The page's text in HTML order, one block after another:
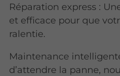
Réparation express :
et efficace pour que
ralentie.
Maintenance
d’attendre la panne,